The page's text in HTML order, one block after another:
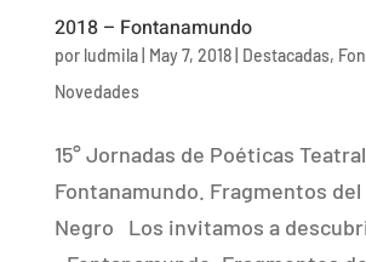
2018 – Fontanamundo
por ludmila| May 7, 2018| Destacadas,
Novedades
15° Jornadas de Poéticas
Fontanamundo. Fragmentos
Negro Los invitamos a